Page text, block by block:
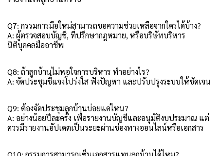
Q7: กรรมการมือใหม่สามารถขอความช่วยเหลือจากใครได้บ้าง?
A: ผู้ตรวจสอบบัญชี, ที่ปรึกษากฎหมาย, หรือบริษัทบริหาร
นิติบุคคลมืออาชีพ
Q8: ถ้าลูกบ้านไม่พอใจการบริหาร ทำอย่างไร?
A: จัดประชุมชี้แจงโปร่งใส ฟังปัญหา และปรับปรุงระบบให้ชัดเจน
Q9: ต้องจัดประชุมลูกบ้านบ่อยแค่ไหน?
A: อย่างน้อยปีละครั้ง เพื่อรายงานบัญชีและอนุมัติงบประมาณ แต่
ควรมีรายงานอัปเดตเป็นระยะผ่านช่องทางออนไลน์หรือเอกสาร